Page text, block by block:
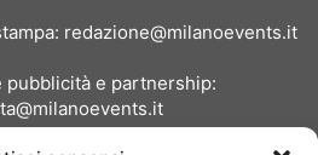
redazione@milanoevents.it
pubblicità e partnership: